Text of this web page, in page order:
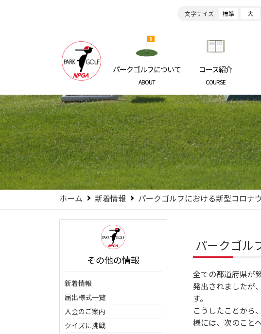
文字サイズ 標準 大
日本パークゴルフ協会 NIPPON PARKGOLF
パークゴルフについて
ABOUT
コース紹介
COURSE
ホーム 新着情報 パークゴルフにおける新型コロナ
その他の情報
新着情報
届出様式一覧
入会のご案内
クイズに挑戦
パークゴル
全ての都道府県が
発出されましたが
す。
こうしたことから
様には、次のこと